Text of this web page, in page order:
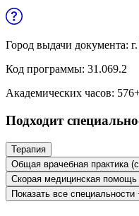
Образование и
Социология и
и служащих
История и
Психологические
Город выдачи документа:
Код программы: 31.069.2
Академических часов: 576
Подходит
Терапия
Общая врачебная практика
Скорая медицинская помощь
Показать все специальности